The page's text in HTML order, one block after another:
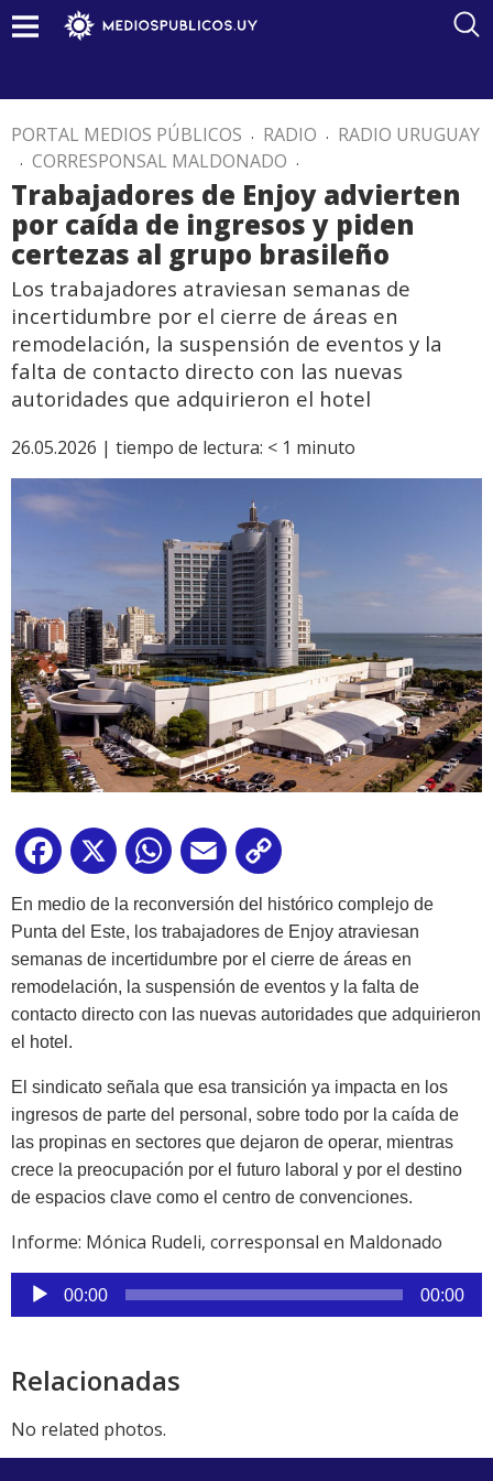
PORTAL MEDIOS PÚBLICOS . RADIO . RADIO URUGUAY
. CORRESPONSAL MALDONADO .
Trabajadores de Enjoy advierten
por caída de ingresos y piden
certezas al grupo brasileño
Los trabajadores atraviesan semanas de
incertidumbre por el cierre de áreas en
remodelación, la suspensión de eventos y la
falta de contacto directo con las nuevas
autoridades que adquirieron el hotel
26.05.2026 | tiempo de lectura: < 1 minuto
Facebook
X WhatsApp
Email
Link
En medio de la reconversión del histórico complejo de
Punta del Este, los trabajadores de Enjoy atraviesan
semanas de incertidumbre por el cierre de áreas en
remodelación, la suspensión de eventos y la falta de
contacto directo con las nuevas autoridades que adquirieron
el hotel.
El sindicato señala que esa transición ya impacta en los
ingresos de parte del personal, sobre todo por la caída de
las propinas en sectores que dejaron de operar, mientras
crece la preocupación por el futuro laboral y por el destino
de espacios clave como el centro de convenciones.
Informe: Mónica Rudeli, corresponsal en Maldonado
Reproductor
de
00:00 00:00
Relacionadas
No related photos.